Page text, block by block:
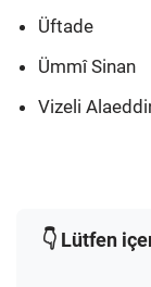
Üftade
Ümmî Sinan
Vizeli
👇 Lütfen